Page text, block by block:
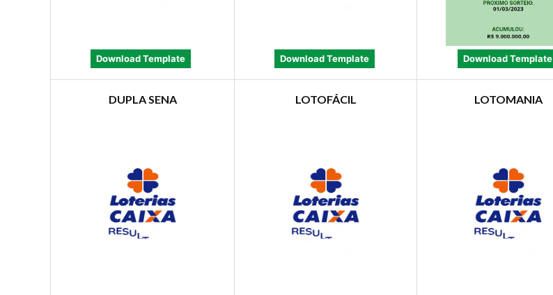
Download Template Download Template Download Template
DUPLA SENA LOTOFÁCIL LOTOMANIA